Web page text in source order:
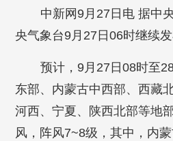
中新网9月27日电 据中
央气象台9月27日06时继续发
预计，9月27日08时至
东部、内蒙古中西部、西藏
河西、宁夏、陕西北部等地
风，阵风7~8级，其中，内